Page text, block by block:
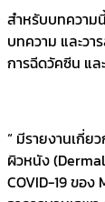
สำหรับบทความ
บทความ และวา
การฉีดวัคซีน แ
“ มีรายงานเกี่ย
ผิวหนัง
COVID-19 ขอ